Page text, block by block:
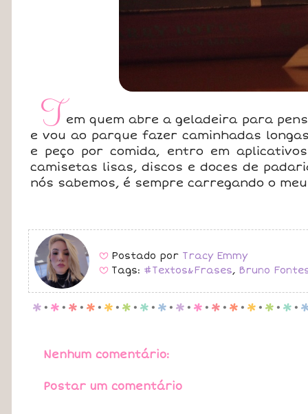
Tem quem abre a geladeira para
e vou ao parque fazer caminhadas
e peço por comida, entro em
camisetas lisas, discos e doces de
nós sabemos, é sempre carregando o
B Postado por Tracy Emmy
B Tags: #Textos&Frases, Bruno
p . p . p . p . p . p . p . p . p . p . p . p . p . p . p .
Nenhum comentário:
Postar um comentário